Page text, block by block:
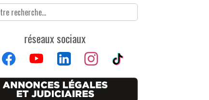
réseaux sociaux